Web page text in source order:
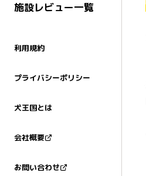
施設レビュー一覧
利用規約
プライバシーポリシー
犬王国とは
会社概要
お問い合わせ